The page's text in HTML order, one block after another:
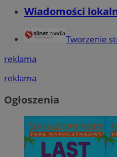
Wiadomości
Tworzenie
reklama
reklama
Ogłoszenia